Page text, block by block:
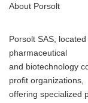
About Porsolt
Porsolt SAS,
pharmaceutical
and biotechnology
profit organizations,
offering specialized